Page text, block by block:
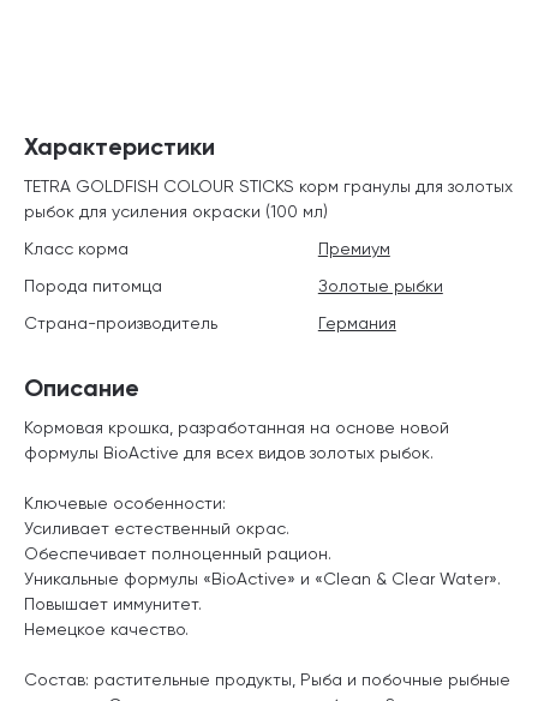
Описание
Кормовая крошка, разработанная на основе новой
формулы BioActive для всех видов золотых рыбок.
Ключевые особенности:
Усиливает естественный окрас.
Обеспечивает полноценный рацион.
Уникальные формулы «BioActive» и «Clean & Clear Water».
Повышает иммунитет.
Немецкое качество.
Состав: растительные продукты, Рыба и побочные рыбные
Характеристики
TETRA GOLDFISH COLOUR STICKS корм гранулы для золотых
рыбок для усиления окраски (100 мл)
Класс корма
Премиум
Порода питомца
Золотые рыбки
Страна-производитель
Германия